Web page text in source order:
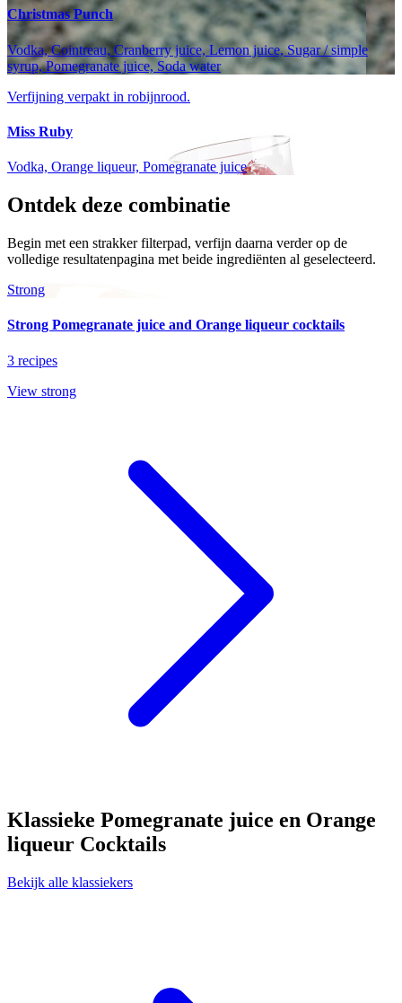
Christmas Punch
Vodka, Cointreau, Cranberry juice, Lemon juice, Sugar / simple
syrup, Pomegranate juice, Soda water
Verfijning verpakt in robijnrood.
Miss Ruby
Vodka, Orange liqueur, Pomegranate juice
Ontdek deze combinatie
Begin met een strakker filterpad, verfijn daarna verder op de
volledige resultatenpagina met beide ingrediënten al geselecteerd.
Strong
Strong Pomegranate juice and Orange liqueur cocktails
3 recipes
View strong
Klassieke Pomegranate juice en Orange
liqueur Cocktails
Bekijk alle klassiekers